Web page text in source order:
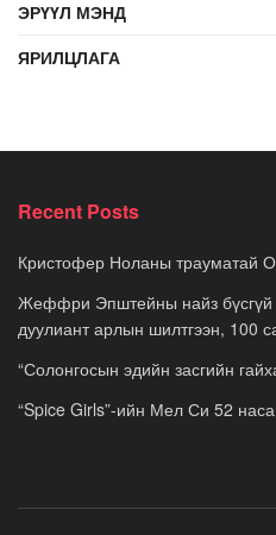
ЭРҮҮЛ МЭНД
ЯРИЛЦЛАГА
Recent Posts
Кристофер Ноланы трауматай
Жеффри Эпштейны найз бүсгүй
дуулиант арлын шилтгээн, 100
“Солонгосын эдийн засгийн
“Spice Girls”-ийн Мел Си 52